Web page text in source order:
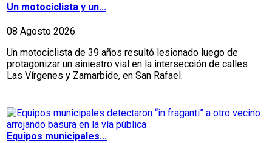
Un motociclista y un...
08 Agosto 2026
Un motociclista de 39 años resultó lesionado luego de
protagonizar un siniestro vial en la intersección de calles
Las Vírgenes y Zamarbide, en San Rafael.
Equipos municipales...